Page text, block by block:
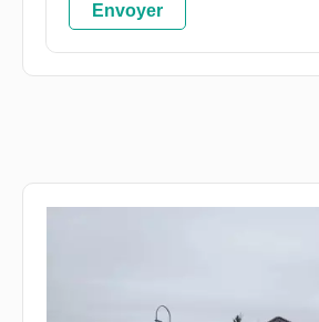
Envoyer